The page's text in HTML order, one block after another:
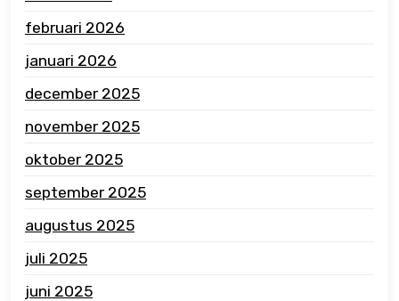
februari 2026
januari 2026
december 2025
november 2025
oktober 2025
september 2025
augustus 2025
juli 2025
juni 2025